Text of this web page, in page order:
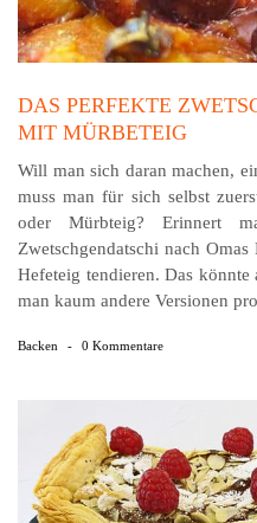
DAS PERFEKTE
MIT MÜRBETEIG
Will man sich daran machen,
muss man für sich selbst
oder Mürbteig? Erinnert
Zwetschgendatschi nach
Hefeteig tendieren. Das könnte
man kaum andere Versionen
Backen - 0 Kommentare